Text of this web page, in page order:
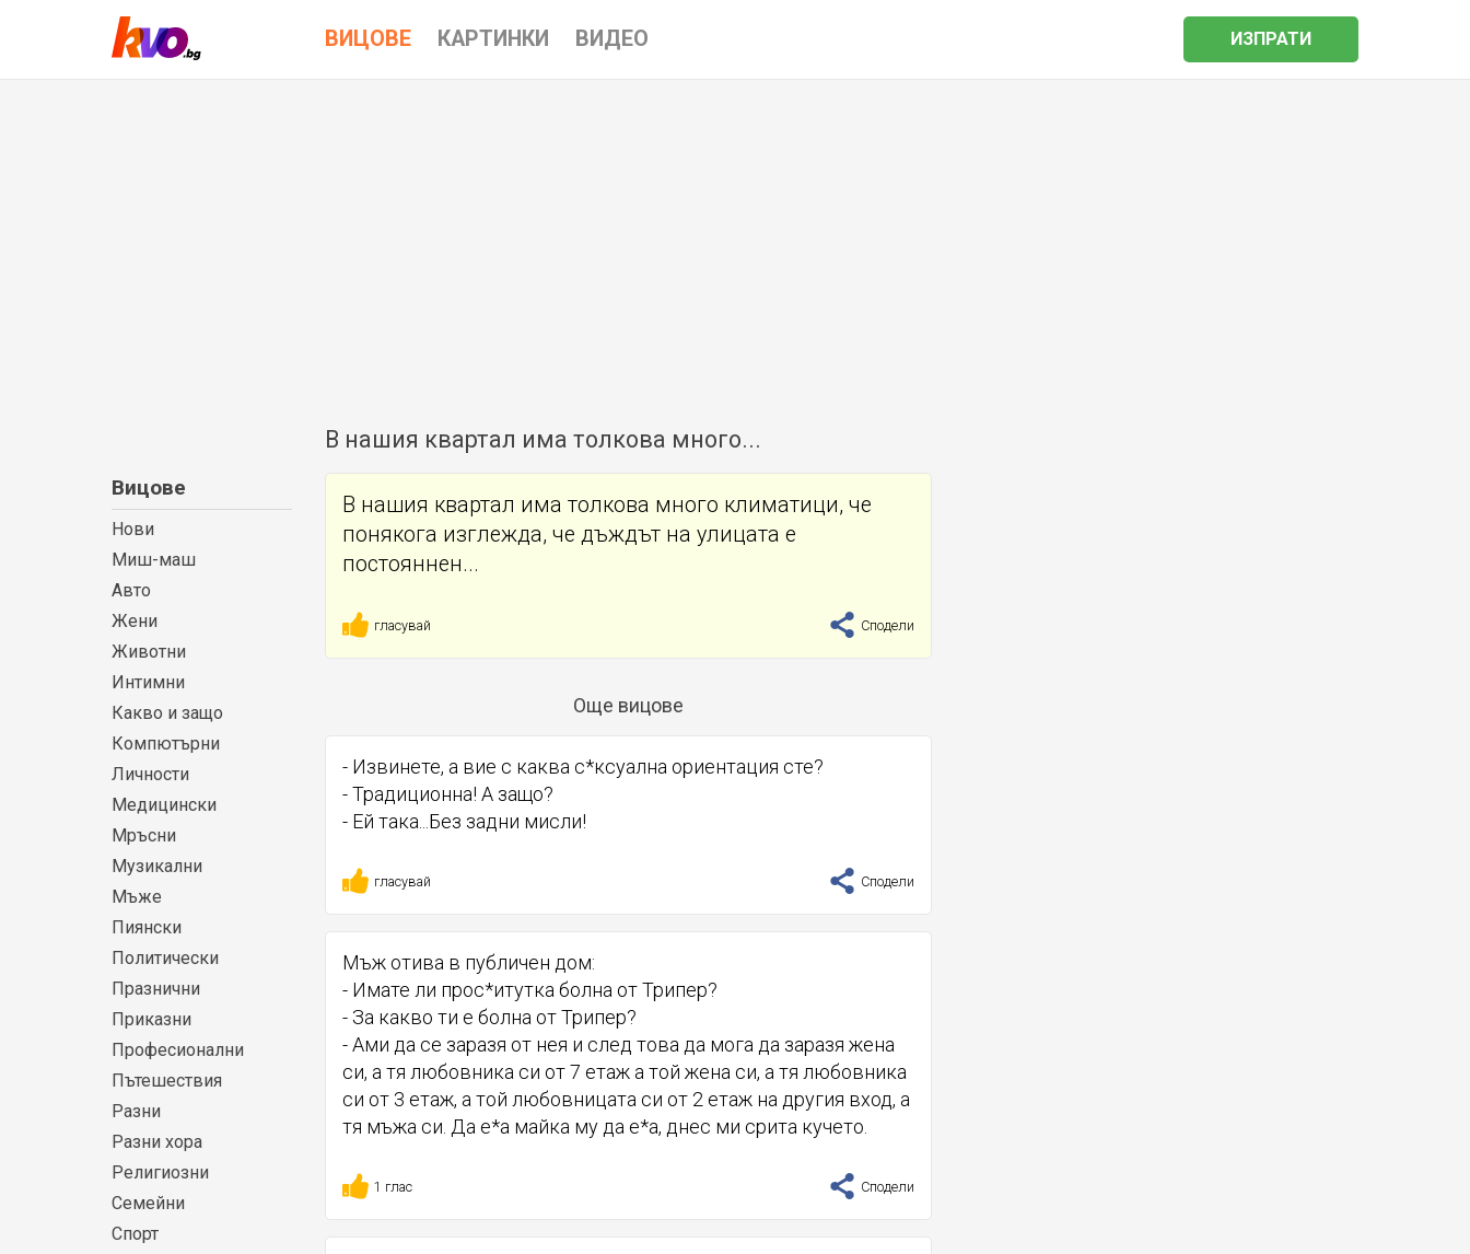
ВИЦОВЕ КАРТИНКИ ВИДЕО ИЗПРАТИ
В нашия квартал има толкова много...
Вицове
Нови
Миш-маш
Авто
Жени
Животни
Интимни
Какво и защо
Компютърни
Личности
Медицински
Мръсни
Музикални
Мъже
Пиянски
Политически
Празнични
Приказни
Професионални
Пътешествия
Разни
Разни хора
Религиозни
Семейни
Спорт
В нашия квартал има толкова много климатици, че
понякога изглежда, че дъждът на улицата е
постояннен...
гласувай Сподели
Още вицове
- Извинете, а вие с каква с*ксуална ориентация сте?
- Традиционна! А защо?
- Ей така...Без задни мисли!
гласувай Сподели
Мъж отива в публичен дом:
- Имате ли прос*итутка болна от Трипер?
- За какво ти е болна от Трипер?
- Ами да се заразя от нея и след това да мога да заразя жена
си, а тя любовника си от 7 етаж а той жена си, а тя любовника
си от 3 етаж, а той любовницата си от 2 етаж на другия вход, а
тя мъжа си. Да е*а майка му да е*а, днес ми срита кучето.
1 глас Сподели